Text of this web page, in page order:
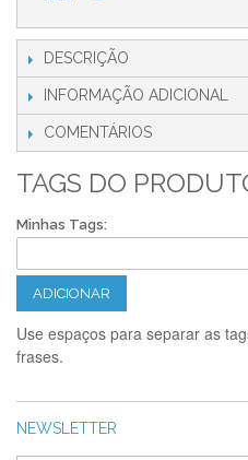
DESCRIÇÃO
INFORMAÇÃO ADICIONAL
COMENTÁRIOS
TAGS DO
Minhas Tags:
ADICIONAR
Use espaços para separar as
frases.
NEWSLETTER